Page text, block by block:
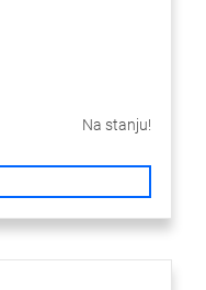
Na stanju!